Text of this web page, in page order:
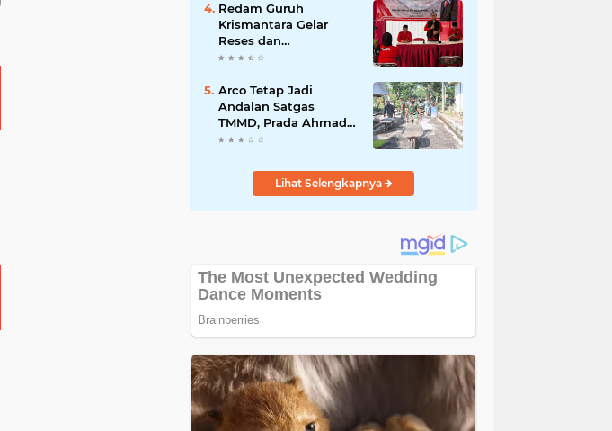
Redam Guruh
Krismantara Gelar
Reses dan
Silaturrahmi bersama
Se -Kecamatan
Lawang.
Arco Tetap Jadi
Andalan Satgas
TMMD, Prada Ahmad
Afandi Percepat
Pengecoran
Lihat Selengkapnya